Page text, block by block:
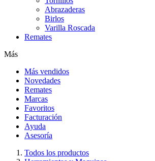
Abrazaderas
Birlos
Varilla Roscada
Remates
Más
Más vendidos
Novedades
Remates
Marcas
Favoritos
Facturación
Ayuda
Asesoría
Todos los productos